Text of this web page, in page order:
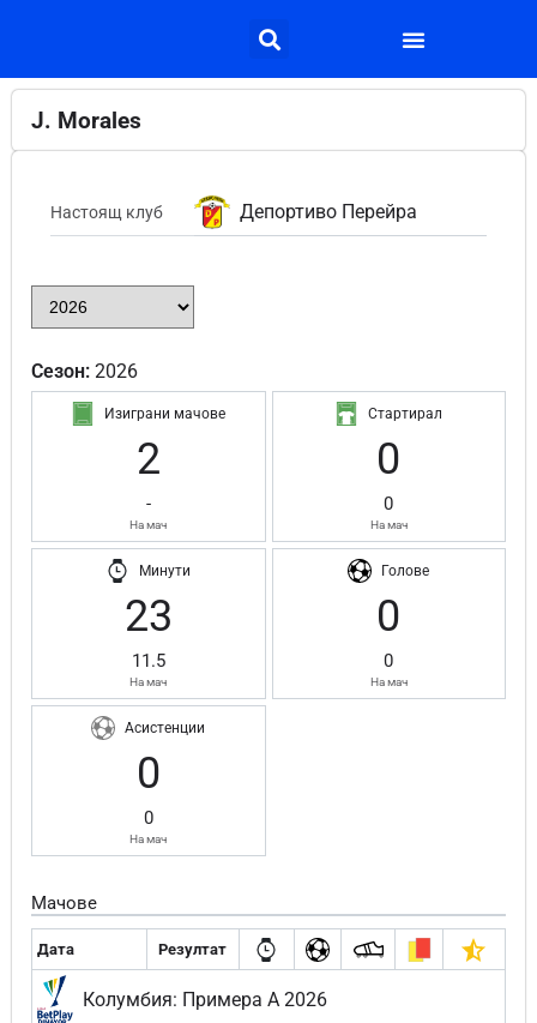
J. Morales
Настоящ клуб Депортиво Перейра
Сезон: 2026
Изиграни мачове
2
-
На мач
Стартирал
0
0
На мач
Минути
23
11.5
На мач
Голове
0
0
На мач
Асистенции
0
0
На мач
Мачове
Дата Резултат
Колумбия: Примера А 2026